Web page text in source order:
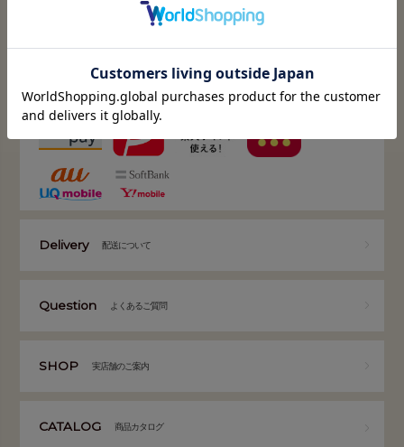
Pay / PayPay / 楽天ペイ / d払い / auかんたん決済 / ソフトバンクまとめて支払
い・ワイモバイルまとめて支払い
Delivery 配送について
Question よくあるご質問
SHOP 実店舗のご案内
CATALOG 商品カタログ